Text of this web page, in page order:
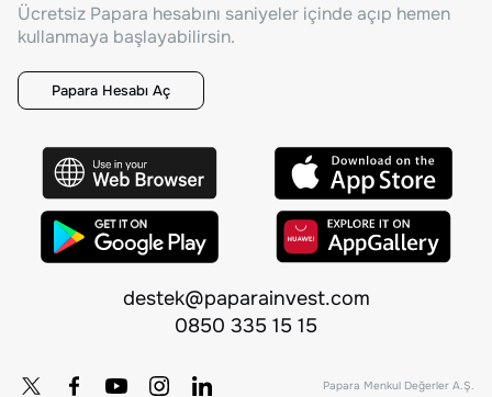
Ücretsiz Papara hesabını saniyeler içinde açıp hemen
kullanmaya başlayabilirsin.
Papara Hesabı Aç
destek@paparainvest.com
0850 335 15 15
Papara Menkul Değerler A.Ş.